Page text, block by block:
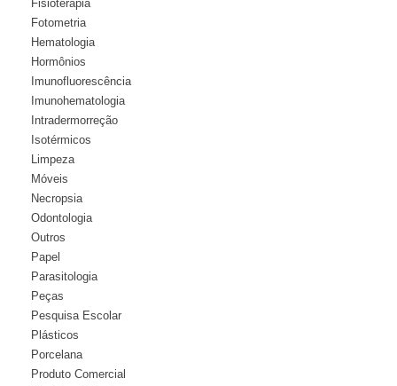
Fisioterapia
Fotometria
Hematologia
Hormônios
Imunofluorescência
Imunohematologia
Intradermorreção
Isotérmicos
Limpeza
Móveis
Necropsia
Odontologia
Outros
Papel
Parasitologia
Peças
Pesquisa Escolar
Plásticos
Porcelana
Produto Comercial